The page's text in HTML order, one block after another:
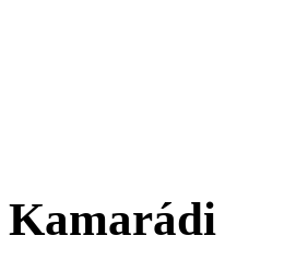
Kamarádi